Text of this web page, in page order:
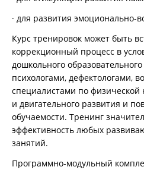
· для развития эмоционально-
Курс тренировок может быть
коррекционный процесс в
дошкольного
психологами, дефектологами,
специалистами по физической
и двигательного развития и
обучаемости. Тренинг
эффективность любых
занятий.
Программно-модульный